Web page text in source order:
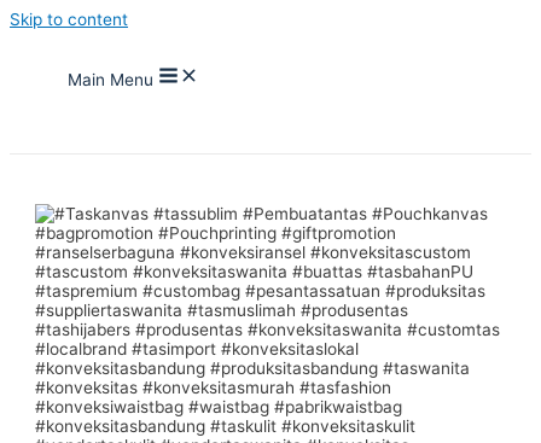
Skip to content
Main Menu